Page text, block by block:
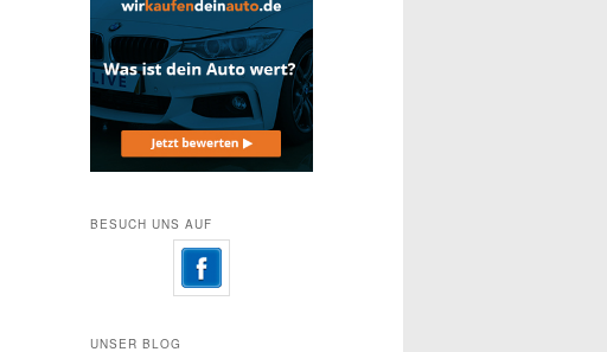
BESUCH UNS AUF
UNSER BLOG